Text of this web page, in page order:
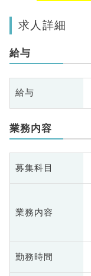
求人詳細
給与
給与
業務内容
募集科目
業務内容
勤務時間